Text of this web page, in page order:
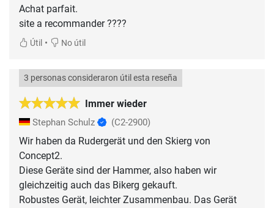
Achat parfait.
site a recommander ????
Útil • No útil
Immer wieder
3 personas consideraron útil esta reseña
Stephan Schulz (C2-2900)
Wir haben da Rudergerät und den Skierg von
Concept2.
Diese Geräte sind der Hammer, also haben wir
gleichzeitig auch das Bikerg gekauft.
Robustes Gerät, leichter Zusammenbau. Das Gerät